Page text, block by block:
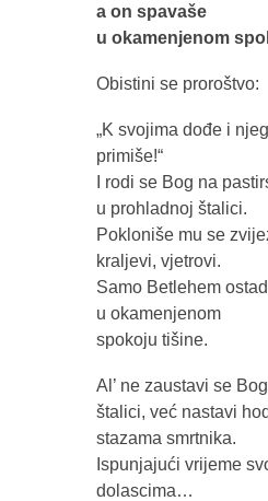
a on spavaše
u okamenjenom
Obistini se proroštvo:
„K svojima dođe i
primiše!“
I rodi se Bog na
u prohladnoj štalici.
Pokloniše mu se
kraljevi, vjetrovi.
Samo Betlehem
u okamenjenom
spokoju tišine.
Al’ ne zaustavi se
štalici, već nastavi
stazama smrtnika.
Ispunjajući vrijeme
dolascima…